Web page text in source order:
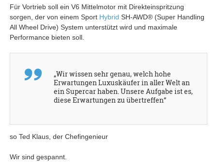
Für Vortrieb soll ein V6 Mittelmotor mit Direkteinspritzung
sorgen, der von einem Sport Hybrid SH-AWD® (Super Handling
All Wheel Drive) System unterstützt wird und maximale
Performance bieten soll.
„Wir wissen sehr genau, welch hohe
Erwartungen Luxuskäufer in aller Welt an
ein Supercar haben. Unsere Aufgabe ist es,
diese Erwartungen zu übertreffen“
so Ted Klaus, der Chefingenieur
Wir sind gespannt.